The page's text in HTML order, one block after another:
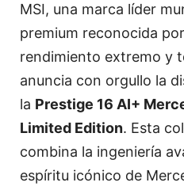
MSI, una marca líder
premium reconocida
rendimiento extremo y
anuncia con orgullo la
la Prestige 16 AI+
Limited Edition. Esta
combina la ingeniería
espíritu icónico de